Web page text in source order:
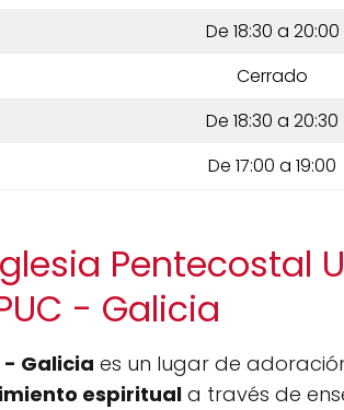
De 18:30 a 20:00
Cerrado
De 18:30 a 20:30
De 17:00 a 19:00
Pentecostal
- Galicia
- Galicia es un lugar de
espirituala través de